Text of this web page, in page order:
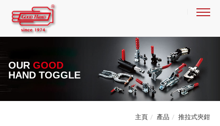
OUR GOOD
HAND TOGGLE
主頁 產品 推拉式夾鉗